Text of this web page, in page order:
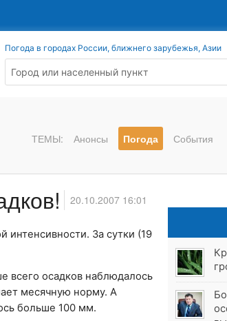
Погода в городах России, ближнего зарубежья, Азии
ТЕМЫ: Анонсы Погода События
20.10.2007 16:01
интенсивности. За сутки (19
всего осадков наблюдалось
месячную норму. А
больше 100 мм.